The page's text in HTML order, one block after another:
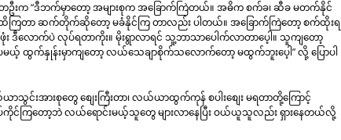
တဦးက “ဒီဘက်မှာတော့ အများစုက အခြောက်ကြဲတယ်။ အဓိက စက်ခ၊ ဆီခ မတက်နိုင်
ည်း ထိကြတာ ဆက်တိုက်ဆိုတော့ မခံနိုင်ကြ တာလည်း ပါတယ်။ အခြောက်ကြဲတော့ စက်ထိုးရ
ြန်ဖုံး ဒီလောက်ပဲ လုပ်ရတာကိုး။ မိုးရွာလာရင် သူ့ဘာသာပေါက်လာတာပေ့ါ။ သူကျတော့
မယ့် ထွက်နှုန်းမှာကျတော့ လယ်သေချာစိုက်သလောက်တော့ မထွက်ဘူးပေ့ါ” လို့ ပြောပါ
င်းအားစုတွေ စျေးကြီးတာ၊ လယ်ယာထွက်ကုန် စပါးစျေး မရတာတို့ကြောင့်
ြတော့ဘဲ လယ်ရောင်းမယ့်သူတွေ များလာနေပြီး ဝယ်ယူသူလည်း ရှားနေတယ်လို့